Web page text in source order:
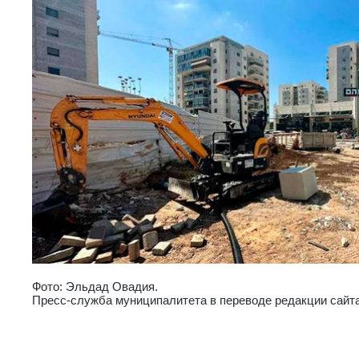
Фото: Эльдад Овадия.
Пресс-служба муниципалитета в переводе редакции